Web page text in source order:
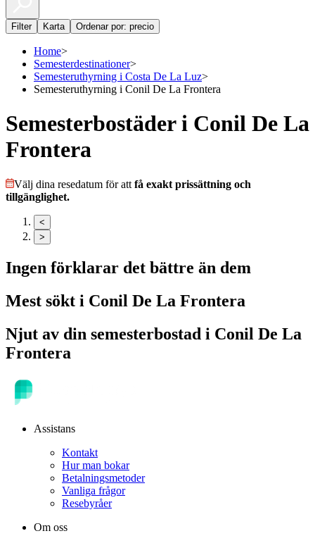
Filter Karta Ordenar por: precio
Home>
Semesterdestinationer>
Semesteruthyrning i Costa De La Luz>
Semesteruthyrning i Conil De La Frontera
Semesterbostäder i Conil De La
Frontera
Välj dina resedatum för att få exakt prissättning och
tillgänglighet.
<
>
Ingen förklarar det bättre än dem
Mest sökt i Conil De La Frontera
Njut av din semesterbostad i Conil De La
Frontera
Assistans
Kontakt
Hur man bokar
Betalningsmetoder
Vanliga frågor
Resebyråer
Om oss